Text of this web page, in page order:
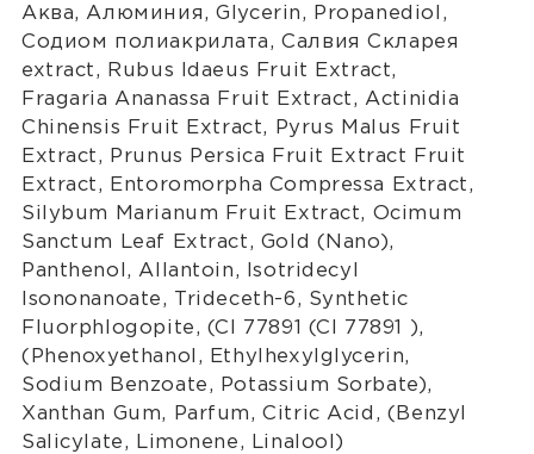
Аква, Алюминия, Glycerin, Propanediol,
Содиом полиакрилата, Салвия Скларея
extract, Rubus Idaeus Fruit Extract,
Fragaria Ananassa Fruit Extract, Actinidia
Chinensis Fruit Extract, Pyrus Malus Fruit
Extract, Prunus Persica Fruit Extract Fruit
Extract, Entoromorpha Compressa Extract,
Silybum Marianum Fruit Extract, Ocimum
Sanctum Leaf Extract, Gold (Nano),
Panthenol, Allantoin, Isotridecyl
Isononanoate, Trideceth-6, Synthetic
Fluorphlogopite, (CI 77891 (CI 77891 ),
(Phenoxyethanol, Ethylhexylglycerin,
Sodium Benzoate, Potassium Sorbate),
Xanthan Gum, Parfum, Citric Acid, (Benzyl
Salicylate, Limonene, Linalool)